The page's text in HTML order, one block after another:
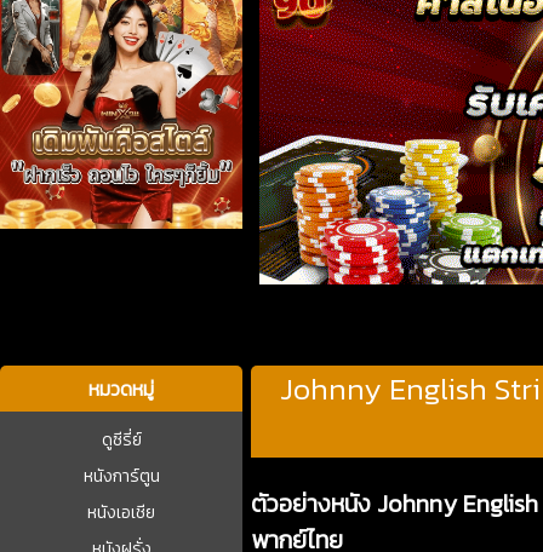
หมวดหมู่
ดูซีรี่ย์
หนังการ์ตูน
หนังเอเชีย
Johnny English
ตัวอย่างหนัง Johnny
พากย์ไทย